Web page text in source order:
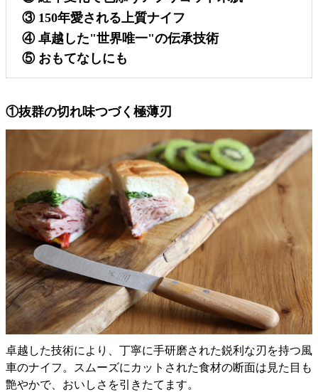
③ 150年愛される上質ナイフ
④ 卓越した"世界唯一"の伝承技術
⑤ おもてなしにも
①抜群の切れ味つづく極薄刃
卓越した技術により、丁寧に手研磨された鋭利な刃を持つ風
車のナイフ。スムーズにカットされた食材の断面は見た目も
艶やかで、おいしさを引きたてます。